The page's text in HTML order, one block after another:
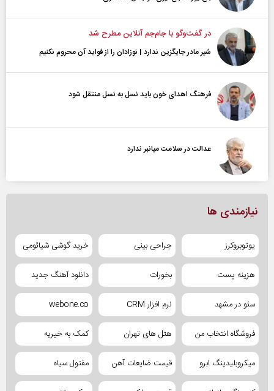
در گفت‌و‌گو با جام‌جم آنلاین مطرح شد
شیر مادر جایگزین ندارد | نوزادان را از فواید آن محروم نکنیم
فرهنگ اهدای خون باید نسل به نسل منتقل شود
عدالت در سلامت میانبر ندارد
نیازمندی ها
یوتوبروکرز جراحی بینی خرید گوشی شیائومی
هزینه پست بخورات دانلود آهنگ جدید
سئو در مشهد نرم افزار CRM webone.co
فروشگاه انتخاب من هتل های تهران کمک به خیریه
میکروبلیدینگ ابرو قیمت ضایعات آهن مفتول سیاه